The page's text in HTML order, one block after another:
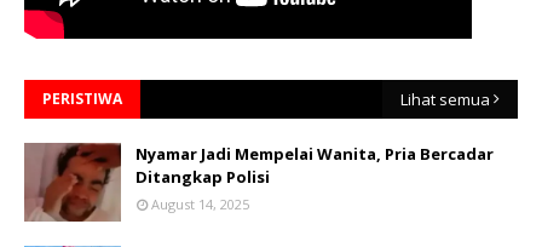
PERISTIWA Lihat semua
Nyamar Jadi Mempelai Wanita, Pria Bercadar
Ditangkap Polisi
August 14, 2025